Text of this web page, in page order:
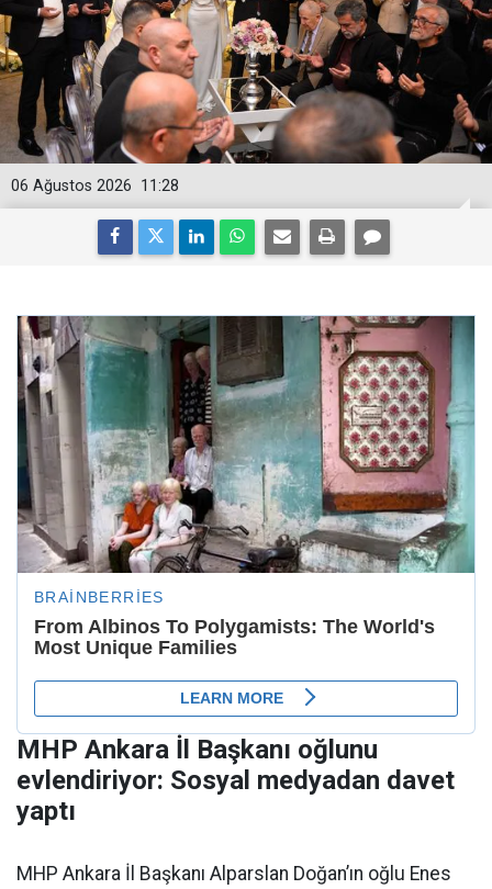
11:28
06 Ağustos 2026
MHP Ankara İl Başkanı oğlunu
evlendiriyor: Sosyal medyadan davet
yaptı
MHP Ankara İl Başkanı Alparslan Doğan’ın oğlu Enes